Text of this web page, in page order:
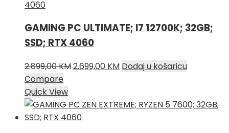
GAMING PC ULTIMATE; I7 12700K; 32GB;
SSD; RTX 4060
2.899,00KMIzvorna
je:
2.899,00 KM.
2.699,00 KMTrenutna
2.699,00 KM.
Dodaj u košaricu
Compare
Quick View